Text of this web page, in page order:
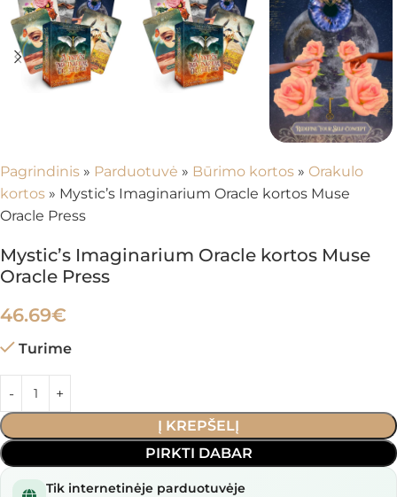
Pagrindinis » Parduotuvė » Būrimo kortos » Orakulo
kortos » Mystic’s Imaginarium Oracle kortos Muse
Oracle Press
Mystic’s Imaginarium Oracle kortos Muse
Oracle Press
46.69€
Turime
Į KREPŠELĮ
PIRKTI DABAR
Tik internetinėje parduotuvėje